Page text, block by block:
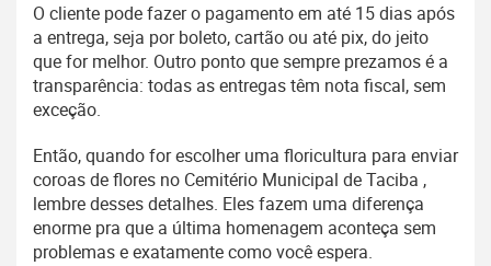
O cliente pode fazer o pagamento em até 15 dias após
a entrega, seja por boleto, cartão ou até pix, do jeito
que for melhor. Outro ponto que sempre prezamos é a
transparência: todas as entregas têm nota fiscal, sem
exceção.
Então, quando for escolher uma floricultura para enviar
coroas de flores no Cemitério Municipal de Taciba ,
lembre desses detalhes. Eles fazem uma diferença
enorme pra que a última homenagem aconteça sem
problemas e exatamente como você espera.